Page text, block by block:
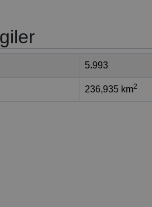
5.993
236,935 km2